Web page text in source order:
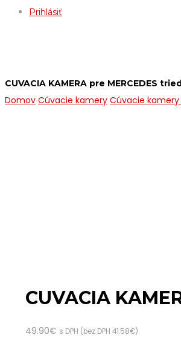
Prihlásiť
CUVACIA KAMERA pre MERCEDES
Domov Cúvacie kamery Cúvacie
CUVACIA
49.90€ s DPH (bez DPH 41.58€)